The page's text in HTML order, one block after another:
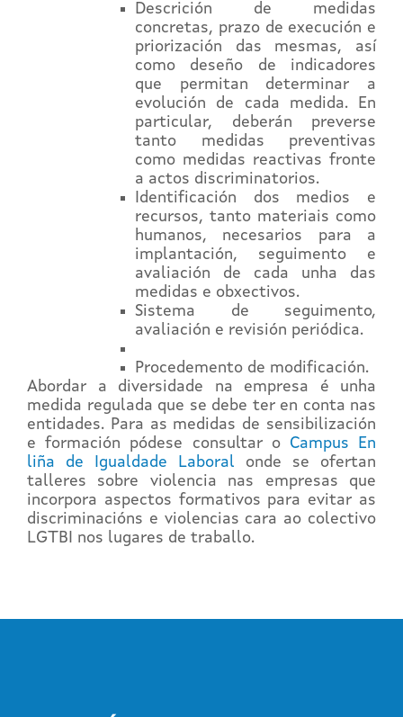
Descrición de medidas
concretas, prazo de execución e
priorización das mesmas, así
como deseño de indicadores
que permitan determinar a
evolución de cada medida. En
particular, deberán preverse
tanto medidas preventivas
como medidas reactivas fronte
a actos discriminatorios.
Identificación dos medios e
recursos, tanto materiais como
humanos, necesarios para a
implantación, seguimento e
avaliación de cada unha das
medidas e obxectivos.
Sistema de seguimento,
avaliación e revisión periódica.
Procedemento de modificación.
Abordar a diversidade na empresa é unha
medida regulada que se debe ter en conta nas
entidades. Para as medidas de sensibilización
e formación pódese consultar o Campus En
liña de Igualdade Laboral onde se ofertan
talleres sobre violencia nas empresas que
incorpora aspectos formativos para evitar as
discriminacións e violencias cara ao colectivo
LGTBI nos lugares de traballo.